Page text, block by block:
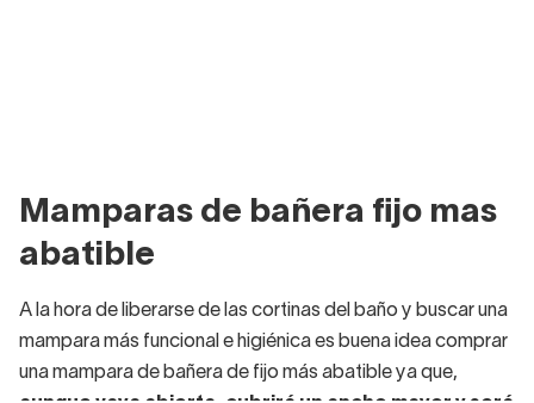
Mamparas de bañera fijo mas
abatible
A la hora de liberarse de las cortinas del baño y buscar una
mampara más funcional e higiénica es buena idea comprar
una mampara de bañera de fijo más abatible ya que,